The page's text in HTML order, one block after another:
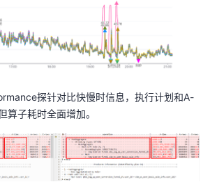
探针对比快慢时信息，执行计划和A-
算子耗时全面增加。